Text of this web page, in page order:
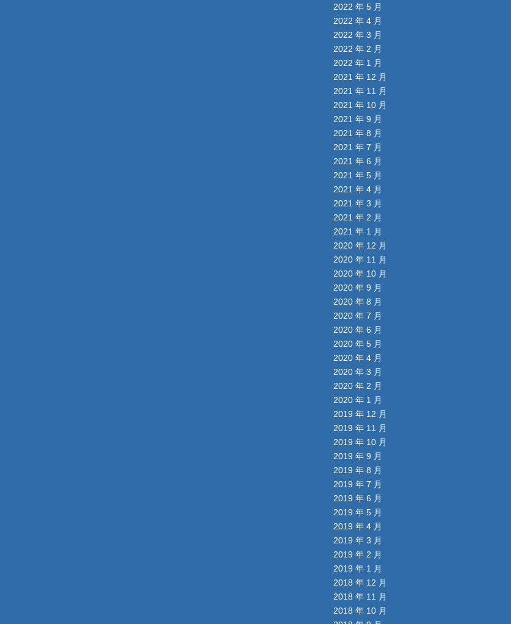
2022 年 5 月
2022 年 4 月
2022 年 3 月
2022 年 2 月
2022 年 1 月
2021 年 12 月
2021 年 11 月
2021 年 10 月
2021 年 9 月
2021 年 8 月
2021 年 7 月
2021 年 6 月
2021 年 5 月
2021 年 4 月
2021 年 3 月
2021 年 2 月
2021 年 1 月
2020 年 12 月
2020 年 11 月
2020 年 10 月
2020 年 9 月
2020 年 8 月
2020 年 7 月
2020 年 6 月
2020 年 5 月
2020 年 4 月
2020 年 3 月
2020 年 2 月
2020 年 1 月
2019 年 12 月
2019 年 11 月
2019 年 10 月
2019 年 9 月
2019 年 8 月
2019 年 7 月
2019 年 6 月
2019 年 5 月
2019 年 4 月
2019 年 3 月
2019 年 2 月
2019 年 1 月
2018 年 12 月
2018 年 11 月
2018 年 10 月